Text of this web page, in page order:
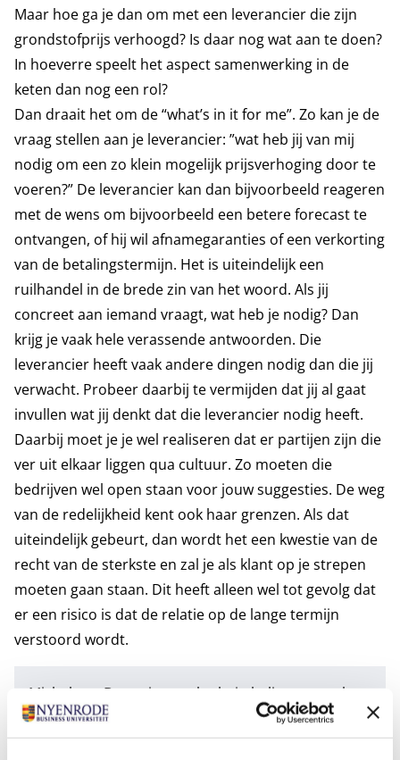
Maar hoe ga je dan om met een leverancier die zijn
grondstofprijs verhoogd? Is daar nog wat aan te doen?
In hoeverre speelt het aspect samenwerking in de
keten dan nog een rol?
Dan draait het om de “what’s in it for me”. Zo kan je de
vraag stellen aan je leverancier: ”wat heb jij van mij
nodig om een zo klein mogelijk prijsverhoging door te
voeren?” De leverancier kan dan bijvoorbeeld reageren
met de wens om bijvoorbeeld een betere forecast te
ontvangen, of hij wil afnamegaranties of een verkorting
van de betalingstermijn. Het is uiteindelijk een
ruilhandel in de brede zin van het woord. Als jij
concreet aan iemand vraagt, wat heb je nodig? Dan
krijg je vaak hele verassende antwoorden. Die
leverancier heeft vaak andere dingen nodig dan die jij
verwacht. Probeer daarbij te vermijden dat jij al gaat
invullen wat jij denkt dat die leverancier nodig heeft.
Daarbij moet je je wel realiseren dat er partijen zijn die
ver uit elkaar liggen qua cultuur. Zo moeten die
bedrijven wel open staan voor jouw suggesties. De weg
van de redelijkheid kent ook haar grenzen. Als dat
uiteindelijk gebeurt, dan wordt het een kwestie van de
recht van de sterkste en zal je als klant op je strepen
moeten gaan staan. Dit heeft alleen wel tot gevolg dat
er een risico is dat de relatie op de lange termijn
verstoord wordt.
Michel van Buren is supply chain believer, spreker,
oprichter van BLMC, al 22 jaar specialist in supply
chain consultancy, project- & interim